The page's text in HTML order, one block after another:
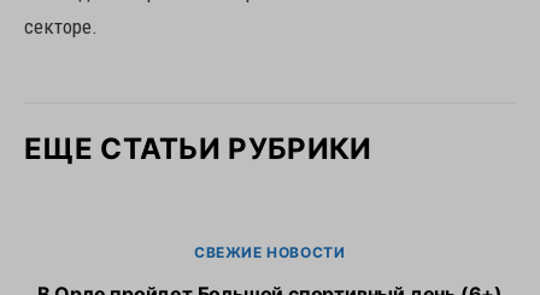
секторе.
ЕЩЕ СТАТЬИ РУБРИКИ
СВЕЖИЕ НОВОСТИ